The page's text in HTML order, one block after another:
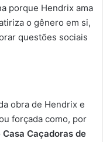
porque Hendrix ama
o gênero em si,
questões sociais
obra de Hendrix e
forçada como, por
Caçadoras de